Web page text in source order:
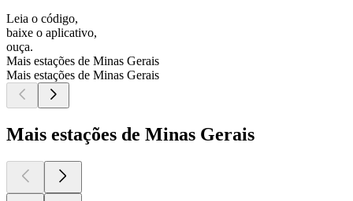
Leia o código,
baixe o aplicativo,
ouça.
Mais estações de Minas Gerais
Mais estações de Minas Gerais
Mais estações de Minas Gerais